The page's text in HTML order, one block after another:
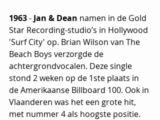
1963 - Jan & Dean namen in de Gold
Star Recording-studio’s in Hollywood
'Surf City' op. Brian Wilson van The
Beach Boys verzorgde de
achtergrondvocalen. Deze single
stond 2 weken op de 1ste plaats in
de Amerikaanse Billboard 100. Ook in
Vlaanderen was het een grote hit,
met nummer 4 als hoogste positie.